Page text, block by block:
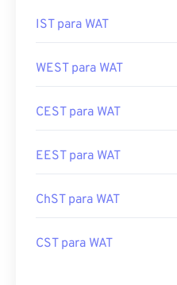
IST para WAT
WEST para WAT
CEST para WAT
EEST para WAT
ChST para WAT
CST para WAT